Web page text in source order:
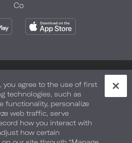
Co
Términos de Uso Accesibilidad
opciones de privacidad
2026.LOEWS HOTELS & CO
you agree to the use of first
technologies, such as
functionality, personalize
web traffic, serve
how you interact with
how certain